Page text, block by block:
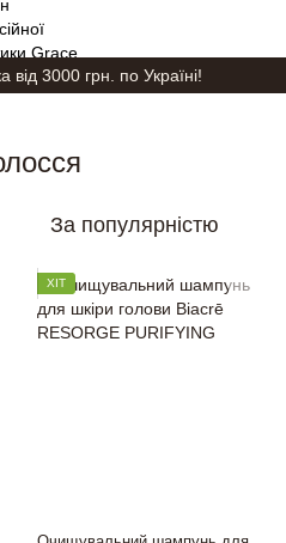
від 3000 грн. по Україні!
За популярністю
ХІТ